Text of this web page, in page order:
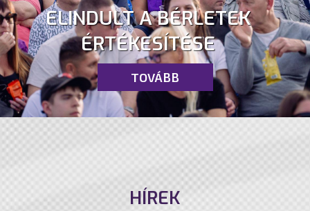
ELINDULT A BÉRLETEK
ÉRTÉKESÍTÉSE
TOVÁBB
HÍREK